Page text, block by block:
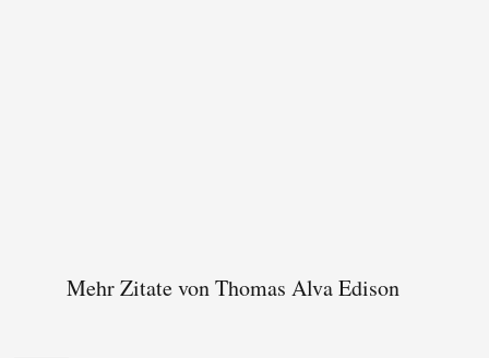
Mehr Zitate von Thomas Alva Edison